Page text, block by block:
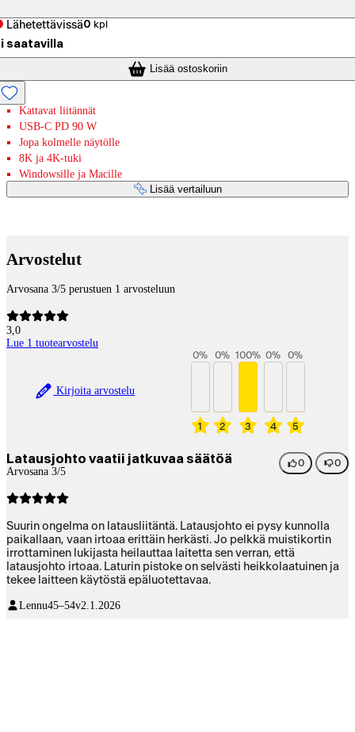
Lähetettävissä0 kpl
saatavilla
Lisää ostoskoriin
Kattavat liitännät
USB-C PD 90 W
Jopa kolmelle näytölle
8K ja 4K-tuki
Windowsille ja Macille
Lisää vertailuun
Arvostelut
Arvosana 3/5 perustuen 1 arvosteluun
3,0
Lue 1 tuotearvostelu
Kirjoita arvostelu
1
0%
2
0%
3
100%
4
0%
5
0%
Latausjohto vaatii jatkuvaa säätöä
Arvosana 3/5
0 0
Suurin ongelma on latausliitäntä. Latausjohto ei pysy kunnolla
paikallaan, vaan irtoaa erittäin herkästi. Jo pelkkä muistikortin
irrottaminen lukijasta heilauttaa laitetta sen verran, että
latausjohto irtoaa. Laturin pistoke on selvästi heikkolaatuinen ja
tekee laitteen käytöstä epäluotettavaa.
Lennu45–54v2.1.2026